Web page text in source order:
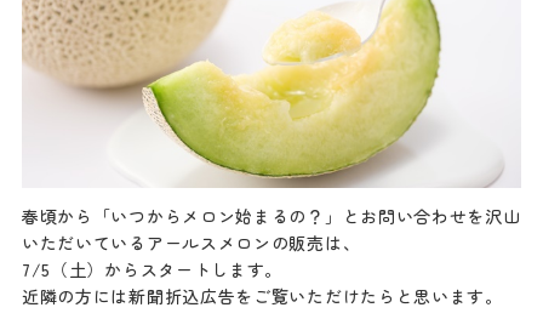
春頃から「いつからメロン始まるの？」とお問い合わせを沢山
いただいているアールスメロンの販売は、
7/5（土）からスタートします。
近隣の方には新聞折込広告をご覧いただけたらと思います。